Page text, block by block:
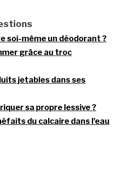
soi-même un déodorant ?
grâce au troc
jetables dans ses
sa propre lessive ?
du calcaire dans l’eau